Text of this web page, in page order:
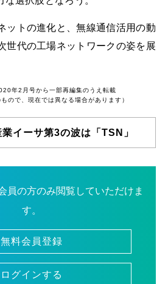
ットの進化と、無線通信活用の動
世代の工場ネットワークの姿を展
年2月号から一部再編集のうえ転載
ので、現在では異なる場合があります）
イーサ第3の波は「TSN」
員の方のみ閲覧していただけま
す。
無料会員登録
ログインする